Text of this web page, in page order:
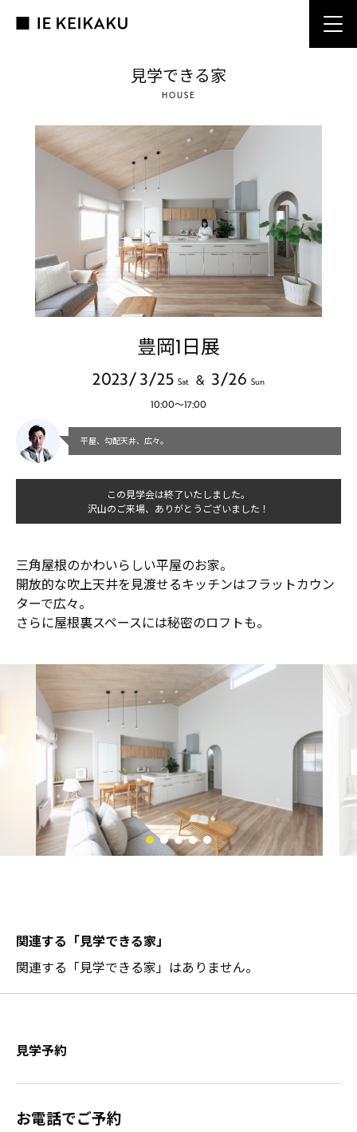
見学できる家
HOUSE
豊岡1日展
2023/ 3/25 Sat & 3/26 Sun
10:00～17:00
平屋、勾配天井、広々。
この見学会は終了いたしました。
沢山のご来場、ありがとうございました！
三角屋根のかわいらしい平屋のお家。
開放的な吹上天井を見渡せるキッチンはフラットカウン
ターで広々。
さらに屋根裏スペースには秘密のロフトも。
関連する「見学できる家」
関連する「見学できる家」はありません。
見学予約
お電話でご予約